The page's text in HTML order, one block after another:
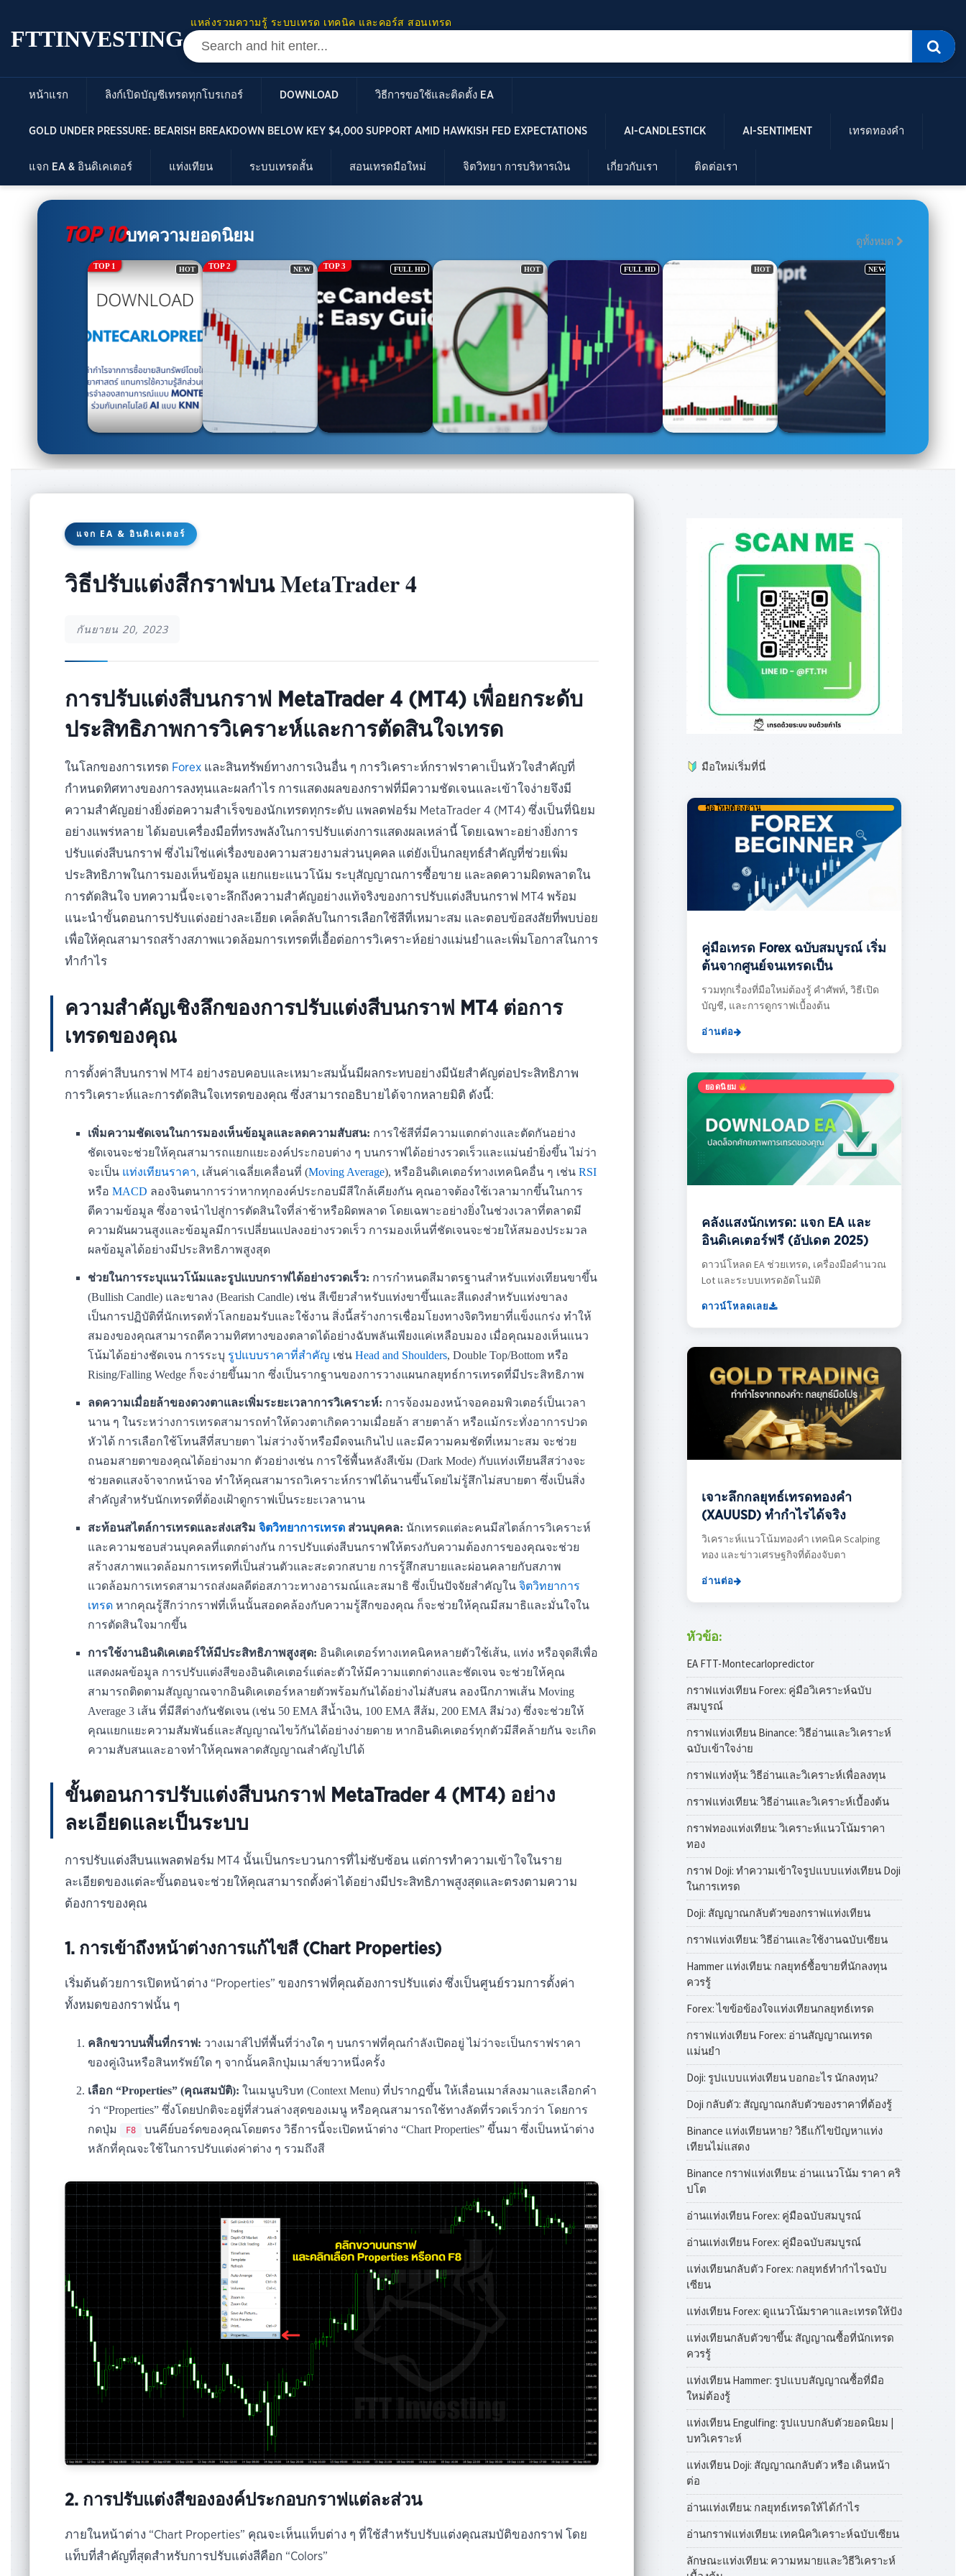
FTTINVESTING
แหล่งรวมความรู้ ระบบเทรด เทคนิค และคอร์ส สอนเทรด
หน้าแรก ลิงก์เปิดบัญชีเทรดทุกโบรเกอร์ DOWNLOAD วิธีการขอใช้และติดตั้ง EA
GOLD UNDER PRESSURE: BEARISH BREAKDOWN BELOW KEY $4,000 SUPPORT AMID HAWKISH FED EXPECTATIONS AI-CANDLESTICK AI-SENTIMENT เทรดทองคำ
แจก EA & อินดิเคเตอร์ แท่งเทียน ระบบเทรดสั้น สอนเทรดมือใหม่ จิตวิทยา การบริหารเงิน เกี่ยวกับเรา ติดต่อเรา
TOP 10บทความยอดนิยม ดูทั้งหมด
TOP 1 HOT TOP 2 NEW TOP 3 FULL HD HOT FULL HD HOT NEW
แจก EA & อินดิเคเตอร์
วิธีปรับแต่งสีกราฟบน MetaTrader 4
กันยายน 20, 2023
การปรับแต่งสีบนกราฟ MetaTrader 4 (MT4) เพื่อยกระดับ
ประสิทธิภาพการวิเคราะห์และการตัดสินใจเทรด
ในโลกของการเทรด Forex และสินทรัพย์ทางการเงินอื่น ๆ การวิเคราะห์กราฟราคาเป็นหัวใจสำคัญที่
กำหนดทิศทางของการลงทุนและผลกำไร การแสดงผลของกราฟที่มีความชัดเจนและเข้าใจง่ายจึงมี
ความสำคัญอย่างยิ่งต่อความสำเร็จของนักเทรดทุกระดับ แพลตฟอร์ม MetaTrader 4 (MT4) ซึ่งเป็นที่นิยม
อย่างแพร่หลาย ได้มอบเครื่องมือที่ทรงพลังในการปรับแต่งการแสดงผลเหล่านี้ โดยเฉพาะอย่างยิ่งการ
ปรับแต่งสีบนกราฟ ซึ่งไม่ใช่แค่เรื่องของความสวยงามส่วนบุคคล แต่ยังเป็นกลยุทธ์สำคัญที่ช่วยเพิ่ม
ประสิทธิภาพในการมองเห็นข้อมูล แยกแยะแนวโน้ม ระบุสัญญาณการซื้อขาย และลดความผิดพลาดใน
การตัดสินใจ บทความนี้จะเจาะลึกถึงความสำคัญอย่างแท้จริงของการปรับแต่งสีบนกราฟ MT4 พร้อม
แนะนำขั้นตอนการปรับแต่งอย่างละเอียด เคล็ดลับในการเลือกใช้สีที่เหมาะสม และตอบข้อสงสัยที่พบบ่อย
เพื่อให้คุณสามารถสร้างสภาพแวดล้อมการเทรดที่เอื้อต่อการวิเคราะห์อย่างแม่นยำและเพิ่มโอกาสในการ
ทำกำไร
ความสำคัญเชิงลึกของการปรับแต่งสีบนกราฟ MT4 ต่อการ
เทรดของคุณ
การตั้งค่าสีบนกราฟ MT4 อย่างรอบคอบและเหมาะสมนั้นมีผลกระทบอย่างมีนัยสำคัญต่อประสิทธิภาพ
การวิเคราะห์และการตัดสินใจเทรดของคุณ ซึ่งสามารถอธิบายได้จากหลายมิติ ดังนี้:
เพิ่มความชัดเจนในการมองเห็นข้อมูลและลดความสับสน: การใช้สีที่มีความแตกต่างและตัดกันอย่าง
ชัดเจนจะช่วยให้คุณสามารถแยกแยะองค์ประกอบต่าง ๆ บนกราฟได้อย่างรวดเร็วและแม่นยำยิ่งขึ้น ไม่ว่า
จะเป็น แท่งเทียนราคา, เส้นค่าเฉลี่ยเคลื่อนที่ (Moving Average), หรืออินดิเคเตอร์ทางเทคนิคอื่น ๆ เช่นRSI
หรือMACD ลองจินตนาการว่าหากทุกองค์ประกอบมีสีใกล้เคียงกัน คุณอาจต้องใช้เวลามากขึ้นในการ
ตีความข้อมูล ซึ่งอาจนำไปสู่การตัดสินใจที่ล่าช้าหรือผิดพลาด โดยเฉพาะอย่างยิ่งในช่วงเวลาที่ตลาดมี
ความผันผวนสูงและข้อมูลมีการเปลี่ยนแปลงอย่างรวดเร็ว การมองเห็นที่ชัดเจนจะช่วยให้สมองประมวล
ผลข้อมูลได้อย่างมีประสิทธิภาพสูงสุด
ช่วยในการระบุแนวโน้มและรูปแบบกราฟได้อย่างรวดเร็ว: การกำหนดสีมาตรฐานสำหรับแท่งเทียนขาขึ้น
(Bullish Candle) และขาลง (Bearish Candle) เช่น สีเขียวสำหรับแท่งขาขึ้นและสีแดงสำหรับแท่งขาลง
เป็นการปฏิบัติที่นักเทรดทั่วโลกยอมรับและใช้งาน สิ่งนี้สร้างการเชื่อมโยงทางจิตวิทยาที่แข็งแกร่ง ทำให้
สมองของคุณสามารถตีความทิศทางของตลาดได้อย่างฉับพลันเพียงแค่เหลือบมอง เมื่อคุณมองเห็นแนว
โน้มได้อย่างชัดเจน การระบุ รูปแบบราคาที่สำคัญ เช่นHead and Shoulders, Double Top/Bottom หรือ
Rising/Falling Wedge ก็จะง่ายขึ้นมาก ซึ่งเป็นรากฐานของการวางแผนกลยุทธ์การเทรดที่มีประสิทธิภาพ
ลดความเมื่อยล้าของดวงตาและเพิ่มระยะเวลาการวิเคราะห์: การจ้องมองหน้าจอคอมพิวเตอร์เป็นเวลา
นาน ๆ ในระหว่างการเทรดสามารถทำให้ดวงตาเกิดความเมื่อยล้า สายตาล้า หรือแม้กระทั่งอาการปวด
หัวได้ การเลือกใช้โทนสีที่สบายตา ไม่สว่างจ้าหรือมืดจนเกินไป และมีความคมชัดที่เหมาะสม จะช่วย
ถนอมสายตาของคุณได้อย่างมาก ตัวอย่างเช่น การใช้พื้นหลังสีเข้ม (Dark Mode) กับแท่งเทียนสีสว่างจะ
ช่วยลดแสงจ้าจากหน้าจอ ทำให้คุณสามารถวิเคราะห์กราฟได้นานขึ้นโดยไม่รู้สึกไม่สบายตา ซึ่งเป็นสิ่ง
สำคัญสำหรับนักเทรดที่ต้องเฝ้าดูกราฟเป็นระยะเวลานาน
สะท้อนสไตล์การเทรดและส่งเสริมจิตวิทยาการเทรด ส่วนบุคคล: นักเทรดแต่ละคนมีสไตล์การวิเคราะห์
และความชอบส่วนบุคคลที่แตกต่างกัน การปรับแต่งสีบนกราฟให้ตรงกับความต้องการของคุณจะช่วย
สร้างสภาพแวดล้อมการเทรดที่เป็นส่วนตัวและสะดวกสบาย การรู้สึกสบายและผ่อนคลายกับสภาพ
แวดล้อมการเทรดสามารถส่งผลดีต่อสภาวะทางอารมณ์และสมาธิ ซึ่งเป็นปัจจัยสำคัญในจิตวิทยาการ
เทรด หากคุณรู้สึกว่ากราฟที่เห็นนั้นสอดคล้องกับความรู้สึกของคุณ ก็จะช่วยให้คุณมีสมาธิและมั่นใจใน
การตัดสินใจมากขึ้น
การใช้งานอินดิเคเตอร์ให้มีประสิทธิภาพสูงสุด: อินดิเคเตอร์ทางเทคนิคหลายตัวใช้เส้น, แท่ง หรือจุดสีเพื่อ
แสดงผลข้อมูล การปรับแต่งสีของอินดิเคเตอร์แต่ละตัวให้มีความแตกต่างและชัดเจน จะช่วยให้คุณ
สามารถติดตามสัญญาณจากอินดิเคเตอร์หลายตัวพร้อมกันได้อย่างไม่สับสน ลองนึกภาพเส้น Moving
Average 3 เส้น ที่มีสีต่างกันชัดเจน (เช่น 50 EMA สีน้ำเงิน, 100 EMA สีส้ม, 200 EMA สีม่วง) ซึ่งจะช่วยให้
คุณแยกแยะความสัมพันธ์และสัญญาณไขว้กันได้อย่างง่ายดาย หากอินดิเคเตอร์ทุกตัวมีสีคล้ายกัน จะเกิด
ความสับสนและอาจทำให้คุณพลาดสัญญาณสำคัญไปได้
ขั้นตอนการปรับแต่งสีบนกราฟ MetaTrader 4 (MT4) อย่าง
ละเอียดและเป็นระบบ
การปรับแต่งสีบนแพลตฟอร์ม MT4 นั้นเป็นกระบวนการที่ไม่ซับซ้อน แต่การทำความเข้าใจในราย
ละเอียดของแต่ละขั้นตอนจะช่วยให้คุณสามารถตั้งค่าได้อย่างมีประสิทธิภาพสูงสุดและตรงตามความ
ต้องการของคุณ
1. การเข้าถึงหน้าต่างการแก้ไขสี (Chart Properties)
เริ่มต้นด้วยการเปิดหน้าต่าง “Properties” ของกราฟที่คุณต้องการปรับแต่ง ซึ่งเป็นศูนย์รวมการตั้งค่า
ทั้งหมดของกราฟนั้น ๆ
คลิกขวาบนพื้นที่กราฟ: วางเมาส์ไปที่พื้นที่ว่างใด ๆ บนกราฟที่คุณกำลังเปิดอยู่ ไม่ว่าจะเป็นกราฟราคา
ของคู่เงินหรือสินทรัพย์ใด ๆ จากนั้นคลิกปุ่มเมาส์ขวาหนึ่งครั้ง
เลือก “Properties” (คุณสมบัติ): ในเมนูบริบท (Context Menu) ที่ปรากฏขึ้น ให้เลื่อนเมาส์ลงมาและเลือกคำ
ว่า “Properties” ซึ่งโดยปกติจะอยู่ที่ส่วนล่างสุดของเมนู หรือคุณสามารถใช้ทางลัดที่รวดเร็วกว่า โดยการ
กดปุ่ม
F8
บนคีย์บอร์ดของคุณโดยตรง วิธีการนี้จะเปิดหน้าต่าง “Chart Properties” ขึ้นมา ซึ่งเป็นหน้าต่าง
หลักที่คุณจะใช้ในการปรับแต่งค่าต่าง ๆ รวมถึงสี
2. การปรับแต่งสีขององค์ประกอบกราฟแต่ละส่วน
ภายในหน้าต่าง “Chart Properties” คุณจะเห็นแท็บต่าง ๆ ที่ใช้สำหรับปรับแต่งคุณสมบัติของกราฟ โดย
แท็บที่สำคัญที่สุดสำหรับการปรับแต่งสีคือก “Colors”
มือใหม่เริ่มที่นี่
มือใหม่ต้องอ่าน
คู่มือเทรด Forex ฉบับสมบูรณ์ เริ่ม
ต้นจากศูนย์จนเทรดเป็น
รวมทุกเรื่องที่มือใหม่ต้องรู้ คำศัพท์, วิธีเปิด
บัญชี, และการดูกราฟเบื้องต้น
อ่านต่อ
ยอดนิยม
คลังแสงนักเทรด: แจก EA และ
อินดิเคเตอร์ฟรี (อัปเดต 2025)
ดาวน์โหลด EA ช่วยเทรด, เครื่องมือคำนวณ
Lot และระบบเทรดอัตโนมัติ
ดาวน์โหลดเลย
เจาะลึกกลยุทธ์เทรดทองคำ
(XAUUSD) ทำกำไรได้จริง
วิเคราะห์แนวโน้มทองคำ เทคนิค Scalping
ทอง และข่าวเศรษฐกิจที่ต้องจับตา
อ่านต่อ
หัวข้อ:
EA FTT-Montecarlopredictor
กราฟแท่งเทียน Forex: คู่มือวิเคราะห์ฉบับ
สมบูรณ์
กราฟแท่งเทียน Binance: วิธีอ่านและวิเคราะห์
ฉบับเข้าใจง่าย
กราฟแท่งหุ้น: วิธีอ่านและวิเคราะห์เพื่อลงทุน
กราฟแท่งเทียน: วิธีอ่านและวิเคราะห์เบื้องต้น
กราฟทองแท่งเทียน: วิเคราะห์แนวโน้มราคา
ทอง
กราฟ Doji: ทำความเข้าใจรูปแบบแท่งเทียน Doji
ในการเทรด
Doji: สัญญาณกลับตัวของกราฟแท่งเทียน
กราฟแท่งเทียน: วิธีอ่านและใช้งานฉบับเซียน
Hammer แท่งเทียน: กลยุทธ์ซื้อขายที่นักลงทุน
ควรรู้
Forex: ไขข้อข้องใจแท่งเทียนกลยุทธ์เทรด
กราฟแท่งเทียน Forex: อ่านสัญญาณเทรด
แม่นยำ
Doji: รูปแบบแท่งเทียน บอกอะไร นักลงทุน?
Doji กลับตัว: สัญญาณกลับตัวของราคาที่ต้องรู้
Binance แท่งเทียนหาย? วิธีแก้ไขปัญหาแท่ง
เทียนไม่แสดง
Binance กราฟแท่งเทียน: อ่านแนวโน้ม ราคา คริ
ปโต
อ่านแท่งเทียน Forex: คู่มือฉบับสมบูรณ์
อ่านแท่งเทียน Forex: คู่มือฉบับสมบูรณ์
แท่งเทียนกลับตัว Forex: กลยุทธ์ทำกำไรฉบับ
เซียน
แท่งเทียน Forex: ดูแนวโน้มราคาและเทรดให้ปัง
แท่งเทียนกลับตัวขาขึ้น: สัญญาณซื้อที่นักเทรด
ควรรู้
แท่งเทียน Hammer: รูปแบบสัญญาณซื้อที่มือ
ใหม่ต้องรู้
แท่งเทียน Engulfing: รูปแบบกลับตัวยอดนิยม |
บทวิเคราะห์
แท่งเทียน Doji: สัญญาณกลับตัว หรือ เดินหน้า
ต่อ
อ่านแท่งเทียน: กลยุทธ์เทรดให้ได้กำไร
อ่านกราฟแท่งเทียน: เทคนิควิเคราะห์ฉบับเซียน
ลักษณะแท่งเทียน: ความหมายและวิธีวิเคราะห์